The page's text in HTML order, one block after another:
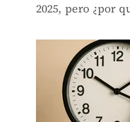
2025, pero ¿por